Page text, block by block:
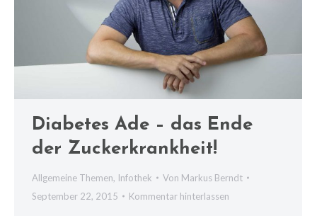
Diabetes Ade – das Ende
der Zuckerkrankheit!
Allgemeine Themen, Infothek Von Markus Berndt
September 22, 2015
Kommentar hinterlassen